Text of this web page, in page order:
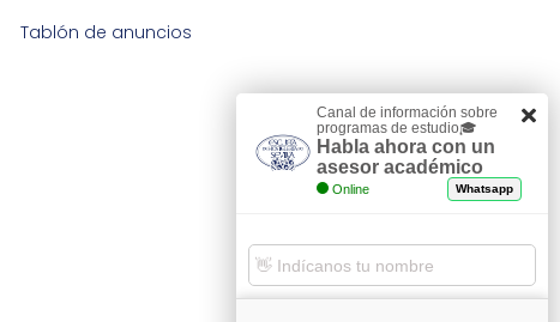
Tablón de anuncios
Canal de información sobre
programas de estudio🎓
Habla ahora con un
asesor académico
Online Whatsapp